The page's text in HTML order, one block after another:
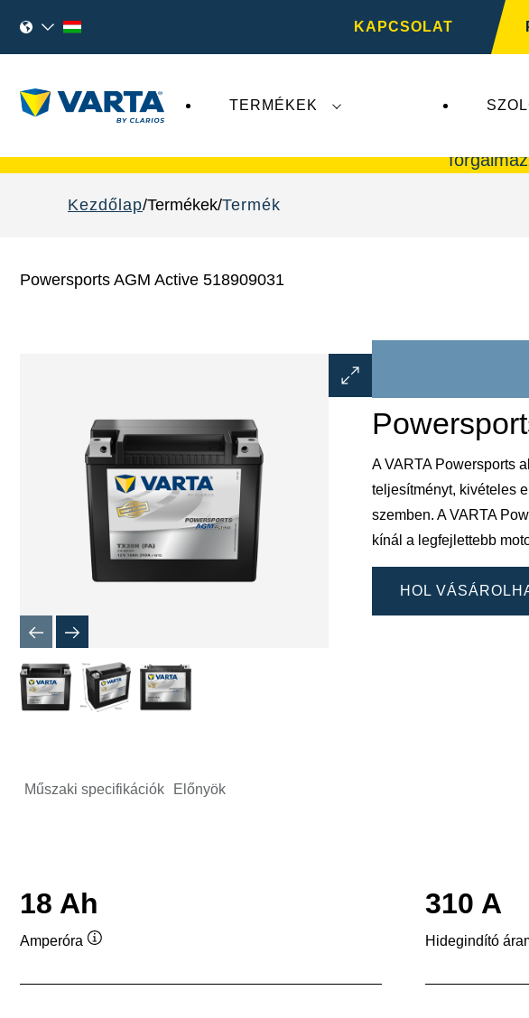
KAPCSOLAT
TERMÉKEK
Kezdőlap Termékek Termék
Powersports AGM Active 518909031
Kép
párbeszédpanel
A VARTA Powersports
teljesítményt, kivételes
szemben. A VARTA
kínál a legfejlettebb
HOL
Műszaki specifikációk Előnyök
18 Ah
Amperóra
310 A
Hidegindító